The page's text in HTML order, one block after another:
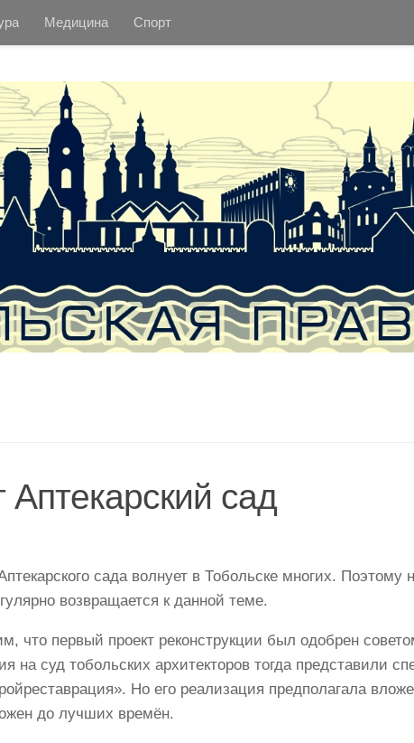
Медицина Спорт
Аптекарский сад
сада волнует в Тобольске многих. Поэтому
возвращается к данной теме.
что первый проект реконструкции был одобрен
на суд тобольских архитекторов тогда представили
Но его реализация предполагала
до лучших времён.